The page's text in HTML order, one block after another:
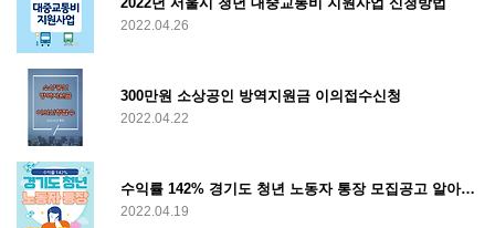
2022.04.26
300만원 소상공인 방역지원금 이의접수신청
2022.04.22
수익률 142% 경기도 청년 노동자 통장 모집공고 알아보기
2022.04.19